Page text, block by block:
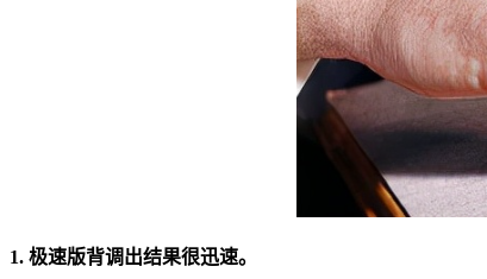
1. 极速版背调出结果很迅速。